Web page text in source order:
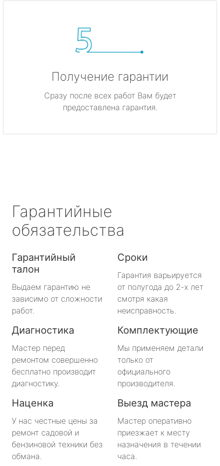
Получение гарантии
Сразу после всех работ Вам будет
предоставлена гарантия.
Гарантийные
обязательства
Гарантийный
талон
Выдаем гарантию не
зависимо от сложности
работ.
Сроки
Гарантия варьируется
от полугода до 2-х лет
смотря какая
неисправность.
Диагностика
Мастер перед
ремонтом совершенно
бесплатно производит
диагностику.
Комплектующие
Мы применяем детали
только от
официального
производителя.
Наценка
У нас честные цены за
ремонт садовой и
бензиновой техники без
обмана.
Выезд мастера
Мастер оперативно
приезжает к месту
назначения в течении
часа.